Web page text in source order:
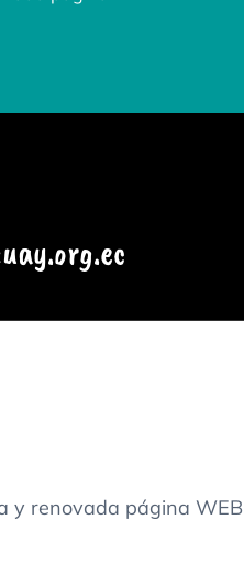
y renovada página WEB